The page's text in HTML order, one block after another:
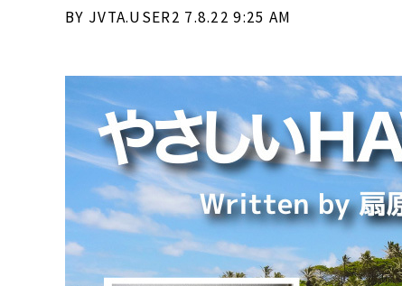
BY JVTA.USER2 7.8.22 9:25 AM